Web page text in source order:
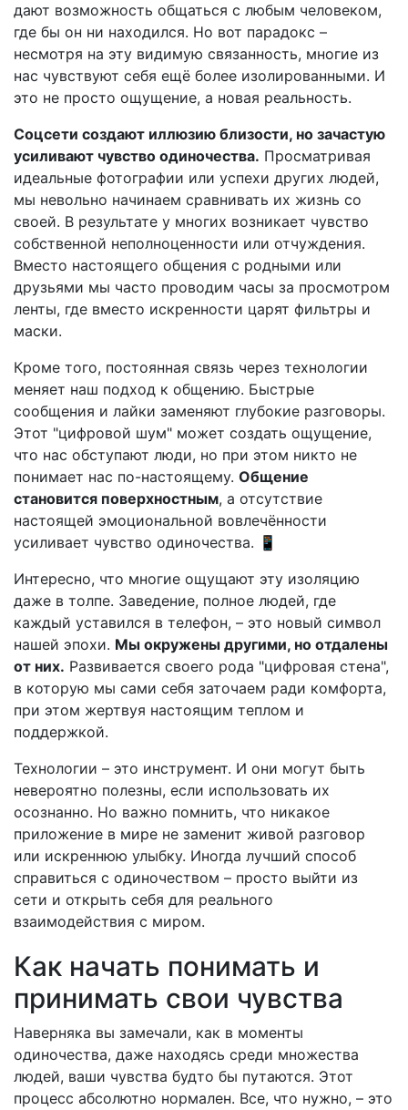
дают возможность общаться с любым человеком,
где бы он ни находился. Но вот парадокс –
несмотря на эту видимую связанность, многие из
нас чувствуют себя ещё более изолированными. И
это не просто ощущение, а новая реальность.
Соцсети создают иллюзию близости, но зачастую
усиливают чувство одиночества. Просматривая
идеальные фотографии или успехи других людей,
мы невольно начинаем сравнивать их жизнь со
своей. В результате у многих возникает чувство
собственной неполноценности или отчуждения.
Вместо настоящего общения с родными или
друзьями мы часто проводим часы за просмотром
ленты, где вместо искренности царят фильтры и
маски.
Кроме того, постоянная связь через технологии
меняет наш подход к общению. Быстрые
сообщения и лайки заменяют глубокие разговоры.
Этот "цифровой шум" может создать ощущение,
что нас обступают люди, но при этом никто не
понимает нас по-настоящему. Общение
становится поверхностным, а отсутствие
настоящей эмоциональной вовлечённости
усиливает чувство одиночества. 📱
Интересно, что многие ощущают эту изоляцию
даже в толпе. Заведение, полное людей, где
каждый уставился в телефон, – это новый символ
нашей эпохи. Мы окружены другими, но отдалены
от них. Развивается своего рода "цифровая стена",
в которую мы сами себя заточаем ради комфорта,
при этом жертвуя настоящим теплом и
поддержкой.
Технологии – это инструмент. И они могут быть
невероятно полезны, если использовать их
осознанно. Но важно помнить, что никакое
приложение в мире не заменит живой разговор
или искреннюю улыбку. Иногда лучший способ
справиться с одиночеством – просто выйти из
сети и открыть себя для реального
взаимодействия с миром.
Как начать понимать и
принимать свои чувства
Наверняка вы замечали, как в моменты
одиночества, даже находясь среди множества
людей, ваши чувства будто бы путаются. Этот
процесс абсолютно нормален. Все, что нужно, – это